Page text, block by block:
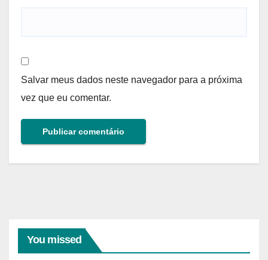
Salvar meus dados neste navegador para a próxima
vez que eu comentar.
You missed